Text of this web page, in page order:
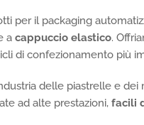
per il packaging
acappuccio elastico.
di confezionamento più
delle piastrelle e
ad alte prestazioni,facili